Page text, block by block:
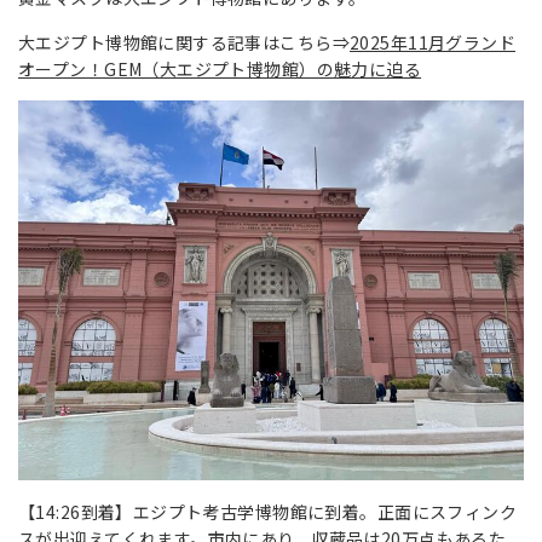
大エジプト博物館に関する記事はこちら⇒2025年11月グランド
オープン！GEM（大エジプト博物館）の魅力に迫る
【14:26到着】エジプト考古学博物館に到着。正面にスフィンク